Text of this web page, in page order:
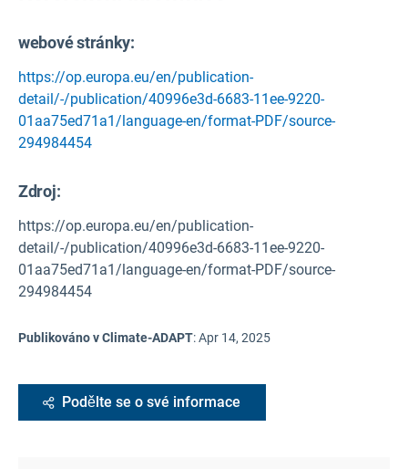
webové stránky:
https://op.europa.eu/en/publication-
detail/-/publication/40996e3d-6683-11ee-9220-
01aa75ed71a1/language-en/format-PDF/source-
294984454
Zdroj:
https://op.europa.eu/en/publication-
detail/-/publication/40996e3d-6683-11ee-9220-
01aa75ed71a1/language-en/format-PDF/source-
294984454
Publikováno v Climate-ADAPT:Apr 14, 2025
Podělte se o své informace